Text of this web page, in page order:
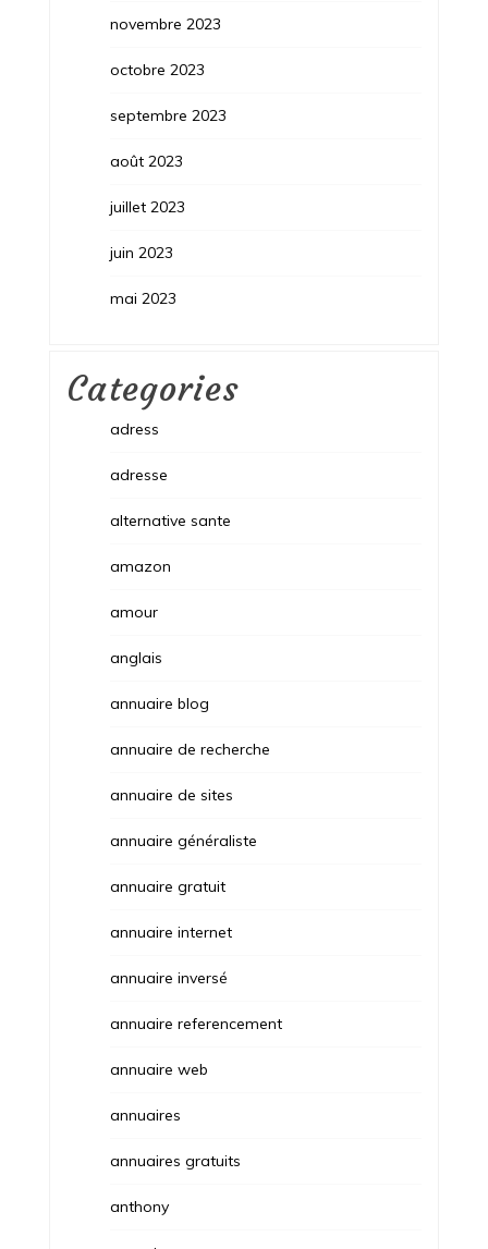
novembre 2023
octobre 2023
septembre 2023
août 2023
juillet 2023
juin 2023
mai 2023
Categories
adress
adresse
alternative sante
amazon
amour
anglais
annuaire blog
annuaire de recherche
annuaire de sites
annuaire généraliste
annuaire gratuit
annuaire internet
annuaire inversé
annuaire referencement
annuaire web
annuaires
annuaires gratuits
anthony